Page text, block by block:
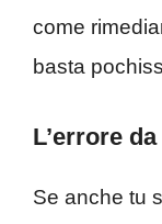
come
basta
L’errore
Se anche tu